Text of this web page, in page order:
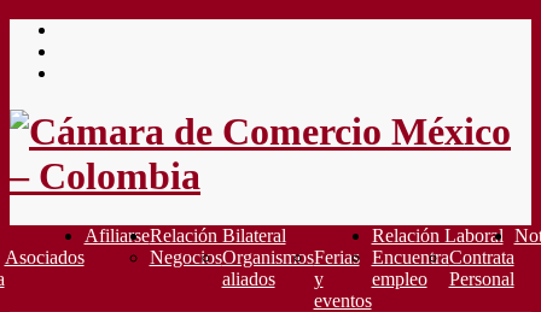
Saltar
contenido
Asociados
AfiliarseRelación Bilateral
NegociosOrganismos
aliados
Ferias
y
eventos
Relación Laboral
Encuentra
empleo
Contrata
Personal